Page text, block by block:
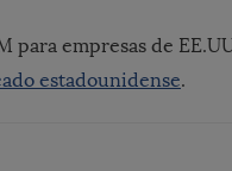
para empresas de
estadounidense.